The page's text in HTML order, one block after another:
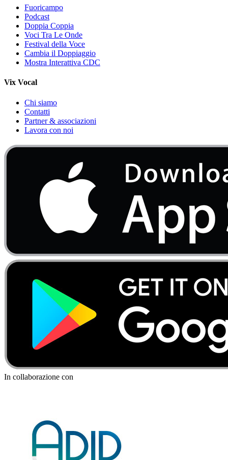
Fuoricampo
Podcast
Doppia Coppia
Voci Tra Le Onde
Festival della Voce
Cambia il Doppiaggio
Mostra Interattiva CDC
Vix Vocal
Chi siamo
Contatti
Partner & associazioni
Lavora con noi
In collaborazione con